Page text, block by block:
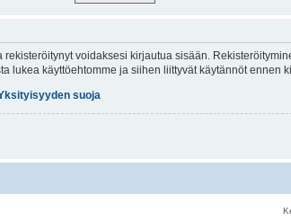
rekisteröitynyt voidaksesi kirjautua sisään.
lukea käyttöehtomme ja siihen liittyvät käytännöt ennen
suoja